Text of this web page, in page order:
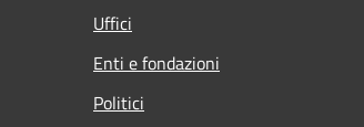
Uffici
Enti e fondazioni
Politici